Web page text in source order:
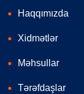
Haqqımızda
Xidmətlər
Məhsullar
Tərəfdaşlar